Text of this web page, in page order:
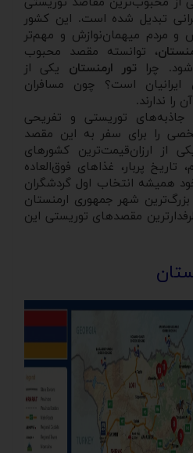
تبدیل شده است. این کشور
۳۰۰۰ ساله‌اش و مردم میهمان‌نوازش و مهم‌تر
، توانسته مقصد محبوب
چرا تور ارمنستان یکی از
ایرانیان است؟ چون مسافران
را ندارند.
توریستی و تفریحی
را برای سفر به این مقصد
از ارزان‌قیمت‌ترین کشورهای
پربار، غذاهای فوق‌العاده
همیشه انتخاب اول گردشگران
شهر جمهوری ارمنستان
مقصدهای توریستی این